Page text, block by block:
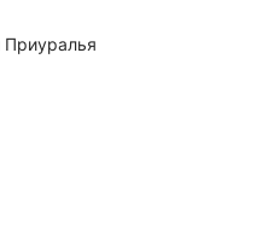
Приуралья